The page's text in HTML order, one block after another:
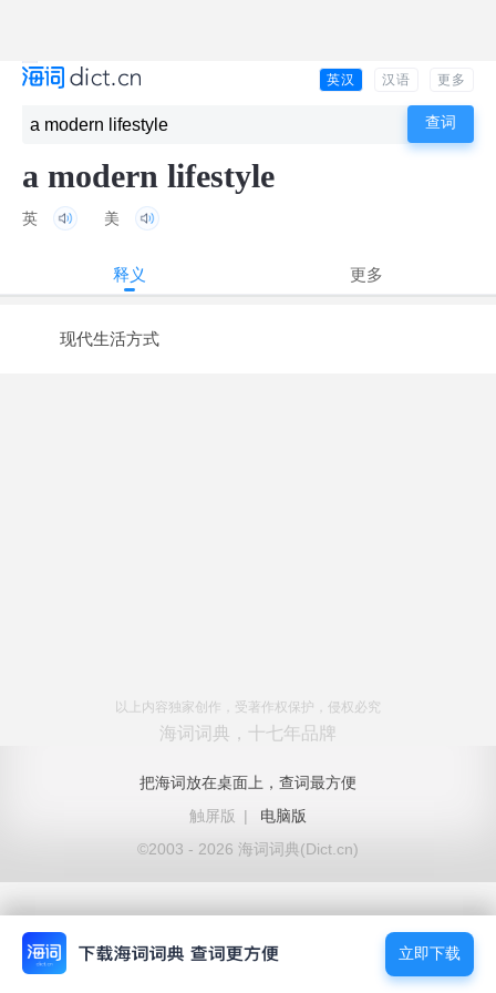
英汉 汉语 更多
a modern lifestyle
英 美
释义 更多
现代生活方式
以上内容独家创作，受著作权保护，侵权必究
海词词典，十七年品牌
把海词放在桌面上，查词最方便
触屏版
|
电脑版
©2003 - 2026 海词词典(Dict.cn)
立即下载
立即下载